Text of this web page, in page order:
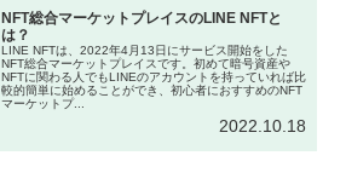
NFT総合マーケットプレイスのLINE NFTと
は？
LINE NFTは、2022年4月13日にサービス開始をした
NFT総合マーケットプレイスです。初めて暗号資産や
NFTに関わる人でもLINEのアカウントを持っていれば比
較的簡単に始めることができ、初心者におすすめのNFT
マーケットプ...
2022.10.18